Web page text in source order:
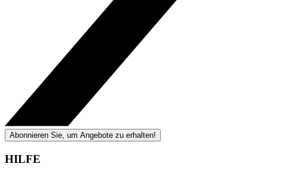
Abonnieren Sie, um Angebote zu erhalten!
HILFE